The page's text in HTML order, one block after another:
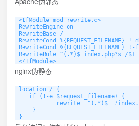
<IfModule mod_rewrite.c>
RewriteEngine on
RewriteBase /
RewriteCond %{REQUEST_FILENAME} !-d
RewriteCond %{REQUEST_FILENAME} !-f
RewriteRule ^(.*)$ index.php?s=/$1
</IfModule>
nginx伪静态
location / {
   if (!-e $request_filename) {
rewrite  ^(.*)$  /
    }
}